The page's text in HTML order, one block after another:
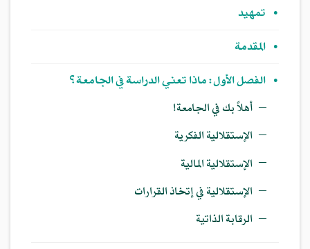
• تمهيد
• المقدمة
• الفصل الأول: ماذا تعني الدراسة في الجامعة؟
— أهلاً بك في الجامعة!
— الإستقلالية الفكرية
— الإستقلالية المالية
— الإستقلالية في إتخاذ القرارات
— الرقابة الذاتية